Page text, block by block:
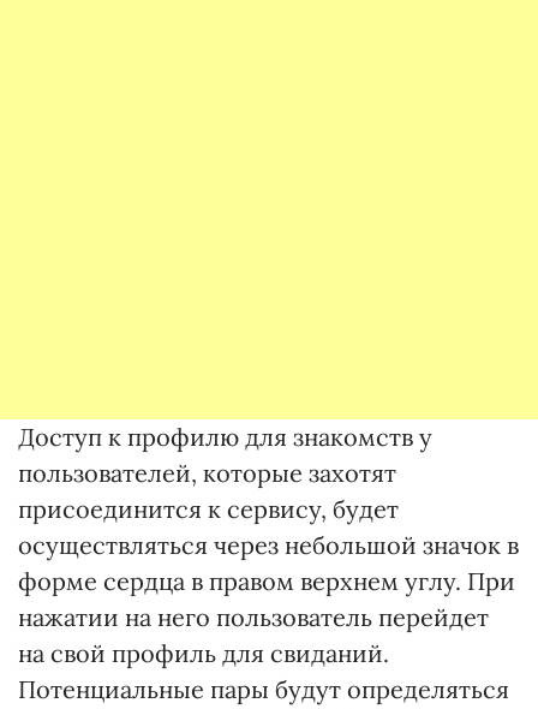
Доступ к профилю для знакомств у
пользователей, которые захотят
присоединится к сервису, будет
осуществляться через небольшой значок в
форме сердца в правом верхнем углу. При
нажатии на него пользователь перейдет
на свой профиль для свиданий.
Потенциальные пары будут определяться